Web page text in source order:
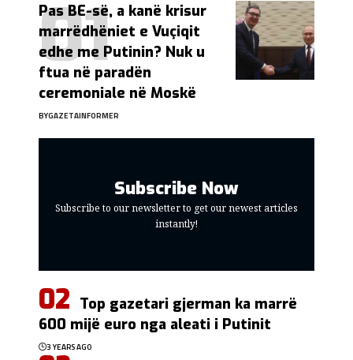
Pas BE-së, a kanë krisur
marrëdhëniet e Vuçiqit
edhe me Putinin? Nuk u
ftua në paradën
ceremoniale në Moskë
BYGAZETAINFORMER
Subscribe Now
Subscribe to our newsletter to get our newest articles
instantly!
Top gazetari gjerman ka marrë
600 mijë euro nga aleati i Putinit
3 YEARS AGO